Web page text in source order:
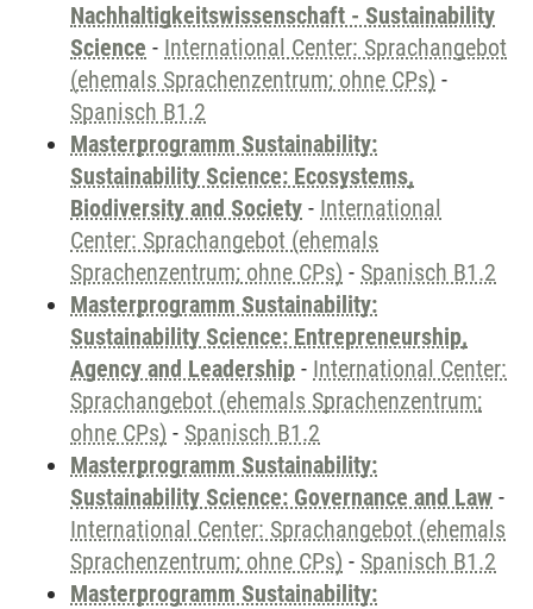
Nachhaltigkeitswissenschaft - Sustainability
Science - International Center: Sprachangebot
(ehemals Sprachenzentrum; ohne CPs) -
Spanisch B1.2
Masterprogramm Sustainability:
Sustainability Science: Ecosystems,
Biodiversity and Society - International
Center: Sprachangebot (ehemals
Sprachenzentrum; ohne CPs) - Spanisch B1.2
Masterprogramm Sustainability:
Sustainability Science: Entrepreneurship,
Agency and Leadership - International Center:
Sprachangebot (ehemals Sprachenzentrum;
ohne CPs) - Spanisch B1.2
Masterprogramm Sustainability:
Sustainability Science: Governance and Law -
International Center: Sprachangebot (ehemals
Sprachenzentrum; ohne CPs) - Spanisch B1.2
Masterprogramm Sustainability: